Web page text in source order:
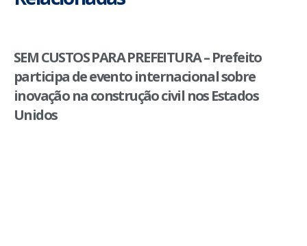
SEM CUSTOS PARA PREFEITURA – Prefeito
participa de evento internacional sobre
inovação na construção civil nos Estados
Unidos